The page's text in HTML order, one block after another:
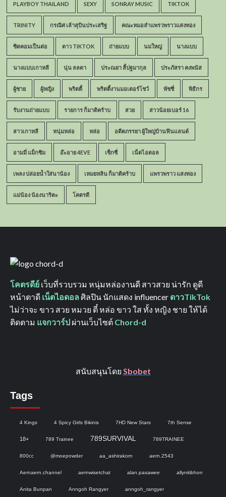
PLAYBOY THAILAND SEXY SONRAY MUSIC TIKTOK
TRINITY กรณิศ เล้าสุบินประเสริฐ คณะหมอลำแพรวพราวแสงทอง
ซิตคอมเป็นต่อ ดาว TIKTOK ถ่ายแบบ นมใหญ่ นางแบบ
นางแบบเกาหลี นุ่น ลลดา ประณยา ลี้ปฐมากุล ประภัสรา คงพนัส
ผู้ชาย ผู้หญิง พริตตี้ พริตตี้งานมอเตอร์โชว์ พัชชี่ พิธีกร
รับงานถ่ายแบบ รายการ ก็มาดิคร้าบ สวย สาวน้อยเบอร์ 16
สาวเกาหลี หนุ่มหล่อ หล่อ อดีตภรรยา ผู้ใหญ่บ้านฟินแลนด์
อามมี่ แม็กซิม อ๊ะอาย 4EVE เซ็กซี่ เน็ตไอดอล
เพลง ปล่อยน้ำใส่นาน้อง เหมยหลิน ก็มาดิคร้าบ แพรวพราว แสงทอง
แม่น้อง น้องนาริตะ โคตรดี
โคตรดีย์ เว็บที่รวบรวม หนุ่มหล่องานดี สาวสวย น่ารัก ดูดี
หน้าตาดี เน็ตไอดอล ศิลปิน นักแสดง influencer ดาวTikTok
ไม่ว่าจะ ขาว สวย หมวย ตี๋ หล่อ ขาว ใส ทั้ง หญิง ชาย ให้ได้
ติดตาม แจกวาร์ป ผ่านเว็บไซต์ Chord-d
สนับสนุนโดย Sbobet
Tags
4 Kings 4 Spicy Girls Bikinis 7HD New Stars 7th Sense
18+ 789 Trainee 789SURVIVAL 789TRAINEE
800cc @moepowder aa_ashirakorn aern.2543
Aernaern.channel aernwisetchat alan.pasawee allynitibhon
Anita Bunpan Anngoh Rangyer anngoh_rangyer